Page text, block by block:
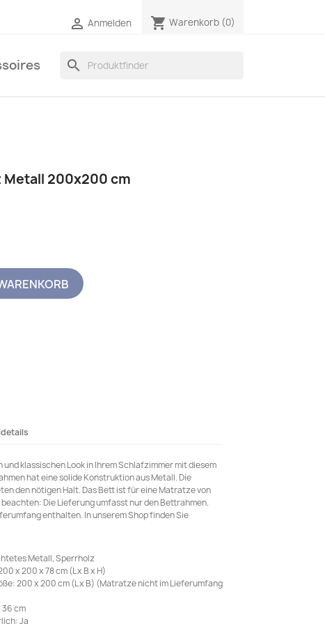
 Anmelden shopping_cart Warenkorb (0)
search
200x200 cm
klassischen Look in Ihrem Schlafzimmer mit diesem
hat eine solide Konstruktion aus Metall. Die
den nötigen Halt. Das Bett ist für eine Matratze von
Die Lieferung umfasst nur den Bettrahmen.
enthalten. In unserem Shop finden Sie
Metall, Sperrholz
x 200 x 78 cm (L x B x H)
200 x 200 cm (L x B) (Matratze nicht im Lieferumfang
36 cm
Ja